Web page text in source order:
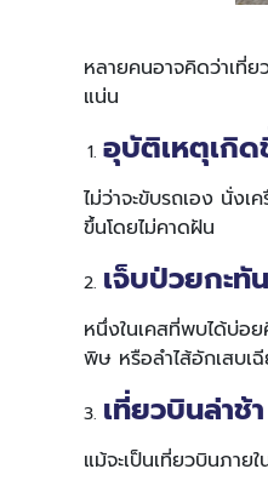
หลายคนอาจคิดว่าเที่ย
แน่น
อุบัติเหตุเกิด
ไม่ว่าจะขับรถเอง นั่ง
ขึ้นโดยไม่คาดฝัน
เจ็บป่วยกะทั
หนึ่งในเคสที่พบได้บ่อ
พิษ หรือลำไส้อักเสบ
เที่ยวบินล่าช้า
แม้จะเป็นเที่ยวบินภาย